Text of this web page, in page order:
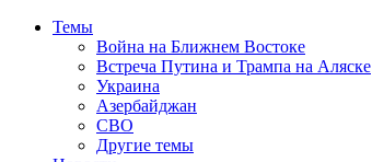
Темы
Война на Ближнем Востоке
Встреча Путина и Трампа на Аляске
Украина
Азербайджан
СВО
Другие темы